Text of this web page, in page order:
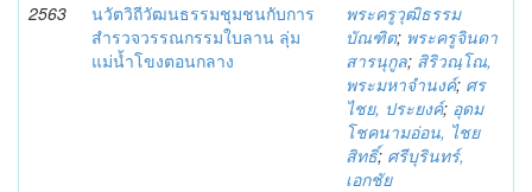
2563
นวัตวิถีวัฒนธรรมชุมชนกับการ
สำรวจวรรณกรรมใบลาน ลุ่ม
แม่น้ำโขงตอนกลาง
พระครูวุฒิธรรม
บัณฑิต; พระครูจินดา
สารนุกูล; สิริวณฺโณ,
พระมหาจำนงค์; ศร
ไชย, ประยงค์; อุดม
โชคนามอ่อน, ไชย
สิทธิ์; ศรีบุรินทร์,
เอกชัย